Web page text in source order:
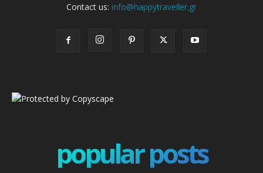
Contact us: info@happytraveller.gr
popular posts